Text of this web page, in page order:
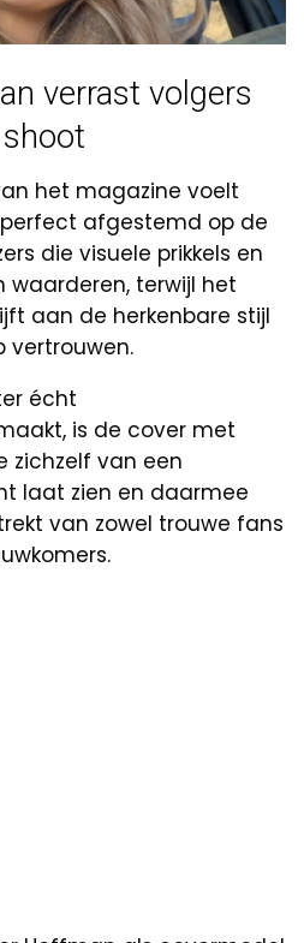
verrast volgers
het magazine voelt
afgestemd op de
die visuele prikkels en
waarderen, terwijl het
aan de herkenbare stijl
vertrouwen.
écht
is de cover met
zichzelf van een
laat zien en daarmee
van zowel trouwe fans